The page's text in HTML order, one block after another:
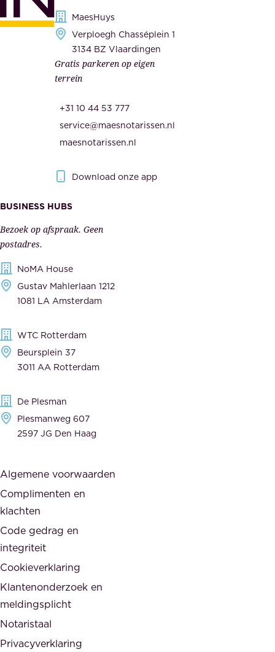
h
e
s
i
j
t
o
g
e
d
e
n
i
n
t
g
n
e
s
l
e
r
c
i
,
d
e
o
v
e
r
h
e
i
MaesHuys
Verploegh Chasséplein 1
3134 BZ Vlaardingen
Gratis parkeren op eigen
terrein
+31 10 44 53 777
service@maesnotarissen.nl
maesnotarissen.nl
Download onze app
BUSINESS HUBS
Bezoek op afspraak. Geen
postadres.
NoMA House
Gustav Mahlerlaan 1212
1081 LA Amsterdam
WTC Rotterdam
Beursplein 37
3011 AA Rotterdam
De Plesman
Plesmanweg 607
2597 JG Den Haag
Algemene voorwaarden
Complimenten en
klachten
Code gedrag en
integriteit
Cookieverklaring
Klantenonderzoek en
meldingsplicht
Notaristaal
Privacyverklaring